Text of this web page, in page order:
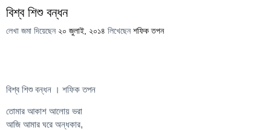
বিশ্ব শিশু বন্ধন
লেখা জমা দিয়েছেন ২০ জুলাই, ২০১৪ লিখেছেন শফিক তপন
বিশ্ব শিশু বন্ধন । শফিক তপন
তোমার আকাশ আলোয় ভরা
আজি আমার ঘরে অন্ধকার,